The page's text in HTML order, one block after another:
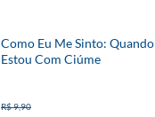
Como Eu Me Sinto: Quando
Estou Com Ciúme
R$ 9,90